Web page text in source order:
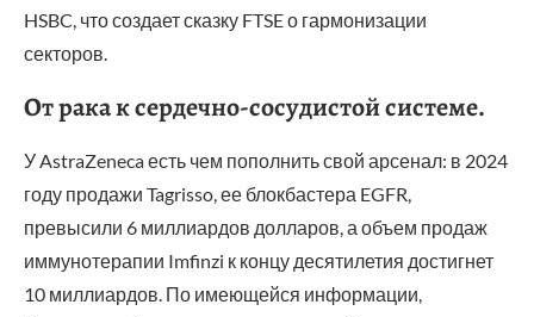
HSBC, что создает сказку FTSE о гармонизации
секторов.
От рака к сердечно-сосудистой системе.
У AstraZeneca есть чем пополнить свой арсенал: в 2024
году продажи Tagrisso, ее блокбастера EGFR,
превысили 6 миллиардов долларов, а объем продаж
иммунотерапии Imfinzi к концу десятилетия достигнет
10 миллиардов. По имеющейся информации,